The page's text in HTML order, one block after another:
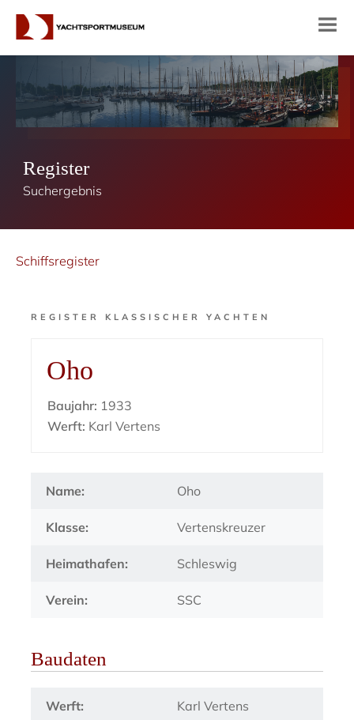
Register
Suchergebnis
Schiffsregister
REGISTER KLASSISCHER YACHTEN
Oho
Baujahr: 1933
Werft: Karl Vertens
Name: Oho
Klasse: Vertenskreuzer
Heimathafen: Schleswig
Verein: SSC
Baudaten
Werft: Karl Vertens